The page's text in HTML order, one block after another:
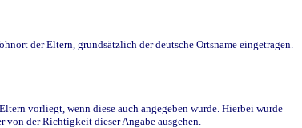
der Eltern, grundsätzlich der deutsche Ortsname eingetragen.
vorliegt, wenn diese auch angegeben wurde. Hierbei wurde
der Richtigkeit dieser Angabe ausgehen.